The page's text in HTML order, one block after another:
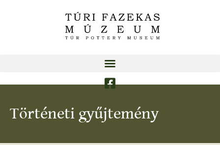
Történeti gyűjtemény